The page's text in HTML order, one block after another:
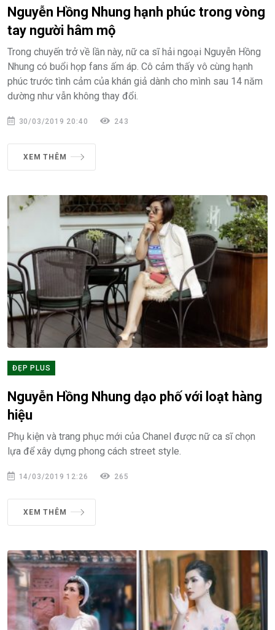
Nguyễn Hồng Nhung hạnh phúc trong vòng
tay người hâm mộ
Trong chuyến trở về lần này, nữ ca sĩ hải ngoại Nguyễn Hồng
Nhung có buổi họp fans ấm áp. Cô cảm thấy vô cùng hạnh
phúc trước tình cảm của khán giả dành cho mình sau 14 năm
dường như vẫn không thay đổi.
30/03/2019 20:40 243
XEM THÊM
ĐẸP PLUS
Nguyễn Hồng Nhung dạo phố với loạt hàng
hiệu
Phụ kiện và trang phục mới của Chanel được nữ ca sĩ chọn
lựa để xây dựng phong cách street style.
14/03/2019 12:26 265
XEM THÊM